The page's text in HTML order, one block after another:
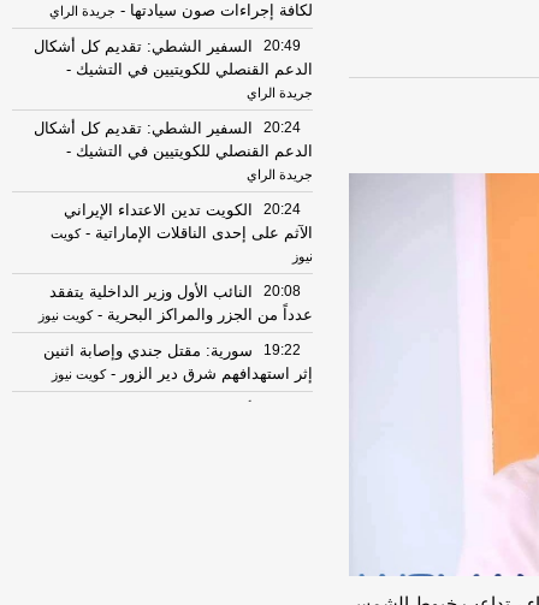
لكافة إجراءات صون سيادتها - جريدة الراي
20:49
السفير الشطي: تقديم كل أشكال
الدعم القنصلي للكويتيين في التشيك -
جريدة الراي
20:24
السفير الشطي: تقديم كل أشكال
الدعم القنصلي للكويتيين في التشيك -
جريدة الراي
20:24
الكويت تدين الاعتداء الإيراني
الآثم على إحدى الناقلات الإماراتية -كويت
نيوز
20:08
النائب الأول وزير الداخلية يتفقد
عدداً من الجزر والمراكز البحرية -كويت نيوز
19:22
سورية: مقتل جندي وإصابة اثنين
إثر ‏استهدافهم شرق دير الزور -كويت نيوز